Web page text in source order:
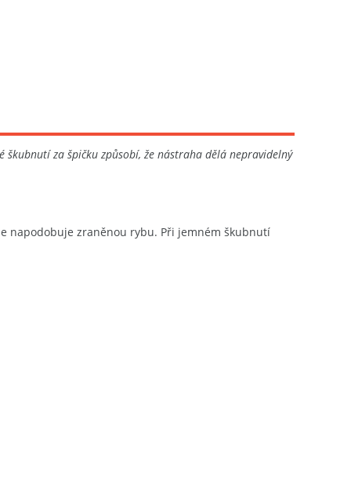
za špičku způsobí, že nástraha dělá nepravidelný
napodobuje zraněnou rybu. Při jemném škubnutí